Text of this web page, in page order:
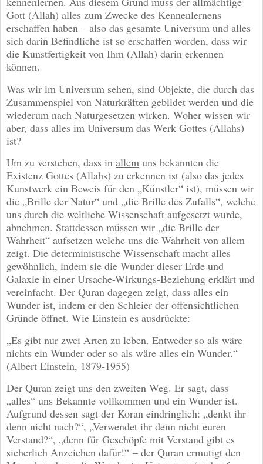
Gott (Allah) alles zum Zwecke des Kennenlernens
erschaffen haben – also das gesamte Universum und alles
sich darin Befindliche ist so erschaffen worden, dass wir
die Kunstfertigkeit von Ihm (Allah) darin erkennen
können.
Was wir im Universum sehen, sind Objekte, die durch das
Zusammenspiel von Naturkräften gebildet werden und die
wiederum nach Naturgesetzen wirken. Woher wissen wir
aber, dass alles im Universum das Werk Gottes (Allahs)
ist?
Um zu verstehen, dass in allem uns bekannten die
Existenz Gottes (Allahs) zu erkennen ist (also das jedes
Kunstwerk ein Beweis für den „Künstler“ ist), müssen wir
die „Brille der Natur“ und „die Brille des Zufalls“, welche
uns durch die weltliche Wissenschaft aufgesetzt wurde,
abnehmen. Stattdessen müssen wir „die Brille der
Wahrheit“ aufsetzen welche uns die Wahrheit von allem
zeigt. Die deterministische Wissenschaft macht alles
gewöhnlich, indem sie die Wunder dieser Erde und
Galaxie in einer Ursache-Wirkungs-Beziehung erklärt und
vereinfacht. Der Quran dagegen zeigt, dass alles ein
Wunder ist, indem er den Schleier der offensichtlichen
Gründe öffnet. Wie Einstein es ausdrückte:
„Es gibt nur zwei Arten zu leben. Entweder so als wäre
nichts ein Wunder oder so als wäre alles ein Wunder.“
(Albert Einstein, 1879-1955)
Der Quran zeigt uns den zweiten Weg. Er sagt, dass
„alles“ uns Bekannte vollkommen und ein Wunder ist.
Aufgrund dessen sagt der Koran eindringlich: „denkt ihr
denn nicht nach?“, „Verwendet ihr denn nicht euren
Verstand?“, „denn für Geschöpfe mit Verstand gibt es
sicherlich Anzeichen dafür!“ – der Quran ermutigt den